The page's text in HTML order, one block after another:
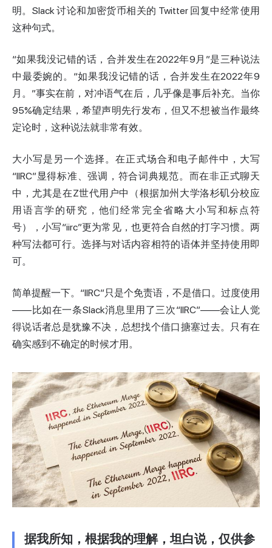
明。Slack 讨论和加密货币相关的 Twitter 回复中经常使用
这种句式。
“如果我没记错的话，合并发生在2022年9月”是三种说法
中最委婉的。“如果我没记错的话，合并发生在2022年9
月。”事实在前，对冲语气在后，几乎像是事后补充。当你
95%确定结果，希望声明先行发布，但又不想被当作最终
定论时，这种说法就非常有效。
大小写是另一个选择。在正式场合和电子邮件中，大写
“IIRC”显得标准、强调，符合词典规范。而在非正式聊天
中，尤其是在Z世代用户中（根据加州大学洛杉矶分校应
用语言学的研究，他们经常完全省略大小写和标点符
号），小写“iirc”更为常见，也更符合自然的打字习惯。两
种写法都可行。选择与对话内容相符的语体并坚持使用即
可。
简单提醒一下。“IIRC”只是个免责语，不是借口。过度使用
——比如在一条Slack消息里用了三次“IIRC”——会让人觉
得说话者总是犹豫不决，总想找个借口搪塞过去。只有在
确实感到不确定的时候才用。
据我所知，根据我的理解，坦白说，仅供参